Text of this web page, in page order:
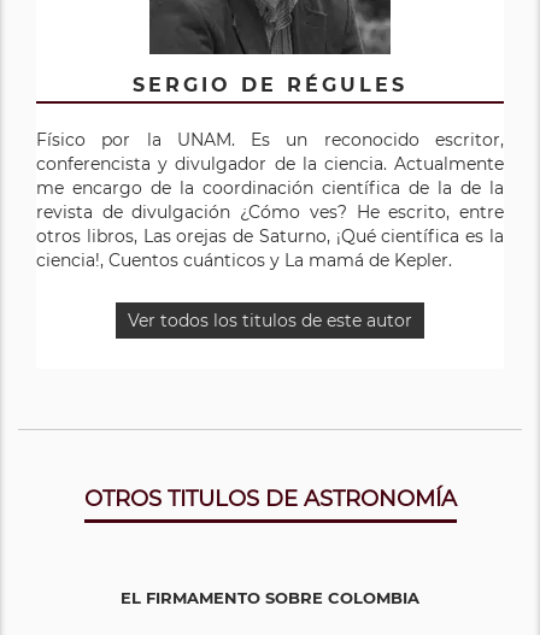
SERGIO DE RÉGULES
Físico por la UNAM. Es un reconocido escritor,
conferencista y divulgador de la ciencia. Actualmente
me encargo de la coordinación científica de la de la
revista de divulgación ¿Cómo ves? He escrito, entre
otros libros, Las orejas de Saturno, ¡Qué científica es la
ciencia!, Cuentos cuánticos y La mamá de Kepler.
Ver todos los titulos de este autor
OTROS TITULOS DE ASTRONOMÍA
EL FIRMAMENTO SOBRE COLOMBIA